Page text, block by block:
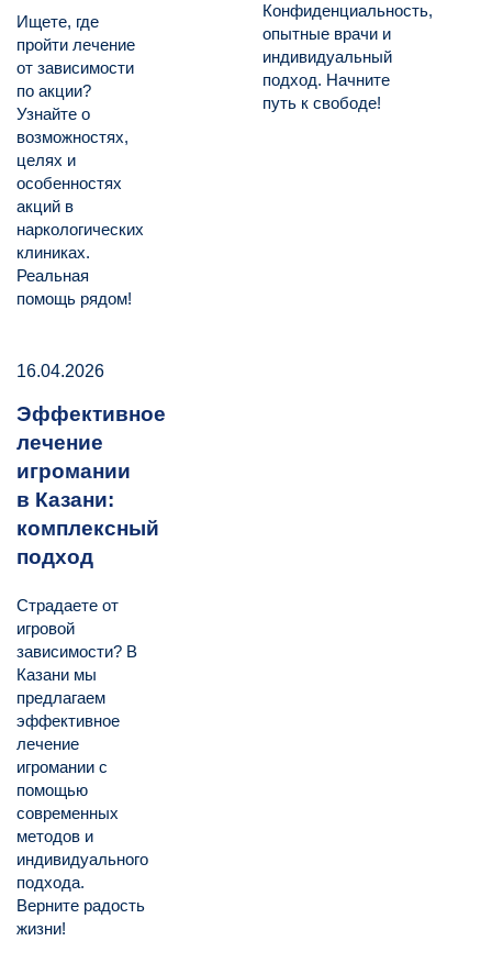
Ищете, где
пройти лечение
от зависимости
по акции?
Узнайте о
возможностях,
целях и
особенностях
акций в
наркологических
клиниках.
Реальная
помощь рядом!
Конфиденциальность,
опытные врачи и
индивидуальный
подход. Начните
путь к свободе!
16.04.2026
Эффективное
лечение
игромании
в Казани:
комплексный
подход
Страдаете от
игровой
зависимости? В
Казани мы
предлагаем
эффективное
лечение
игромании с
помощью
современных
методов и
индивидуального
подхода.
Верните радость
жизни!